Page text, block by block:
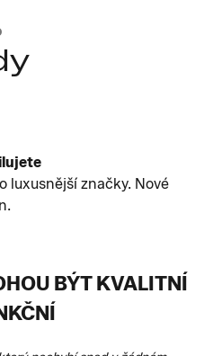
luxusnější značky. Nové
BÝT KVALITNÍ